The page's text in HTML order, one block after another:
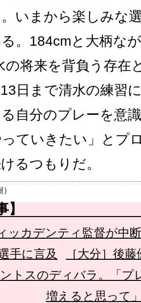
いまから楽しみな
。184cmと大柄な
の将来を背負う存在
日まで清水の練習
る自分のプレーを意
ていきたい」とプ
るつもりだ。
】
ッカデンティ監督が中
手に言及
［大分］後
トスのディバラ。「プ
増えると思って